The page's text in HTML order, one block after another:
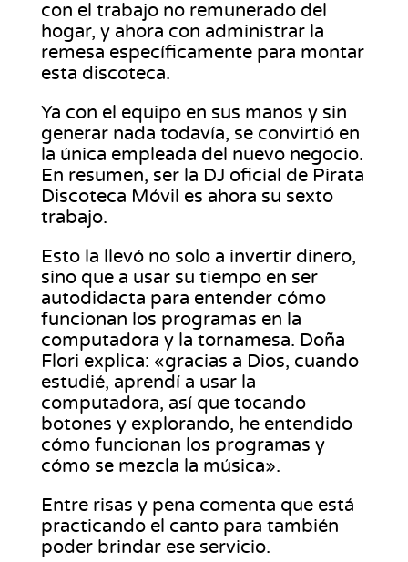
con el trabajo no remunerado del
hogar, y ahora con administrar la
remesa específicamente para montar
esta discoteca.
Ya con el equipo en sus manos y sin
generar nada todavía, se convirtió en
la única empleada del nuevo negocio.
En resumen, ser la DJ oficial de Pirata
Discoteca Móvil es ahora su sexto
trabajo.
Esto la llevó no solo a invertir dinero,
sino que a usar su tiempo en ser
autodidacta para entender cómo
funcionan los programas en la
computadora y la tornamesa. Doña
Flori explica: «gracias a Dios, cuando
estudié, aprendí a usar la
computadora, así que tocando
botones y explorando, he entendido
cómo funcionan los programas y
cómo se mezcla la música».
Entre risas y pena comenta que está
practicando el canto para también
poder brindar ese servicio.